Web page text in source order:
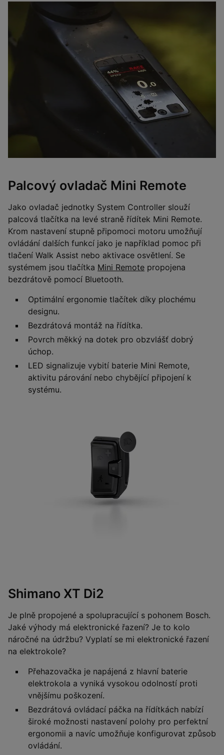
Palcový ovladač Mini Remote
Jako ovladač jednotky System Controller slouží
palcová tlačítka na levé straně řídítek Mini Remote.
Krom nastavení stupně připomoci motoru umožňují
ovládání dalších funkcí jako je například pomoc při
tlačení Walk Assist nebo aktivace osvětlení. Se
systémem jsou tlačítka Mini Remote propojena
bezdrátově pomocí Bluetooth.
Optimální ergonomie tlačítek díky plochému
designu.
Bezdrátová montáž na řídítka.
Povrch měkký na dotek pro obzvlášť dobrý
úchop.
LED signalizuje vybití baterie Mini Remote,
aktivitu párování nebo chybějící připojení k
systému.
Shimano XT Di2
Je plně propojené a spolupracující s pohonem Bosch.
Jaké výhody má elektronické řazení? Je to kolo
náročné na údržbu? Vyplatí se mi elektronické řazení
na elektrokole?
Přehazovačka je napájená z hlavní baterie
elektrokola a vyniká vysokou odolností proti
vnějšímu poškození.
Bezdrátová ovládací páčka na řídítkách nabízí
široké možnosti nastavení polohy pro perfektní
ergonomii a navíc umožňuje konfigurovat způsob
ovládání.